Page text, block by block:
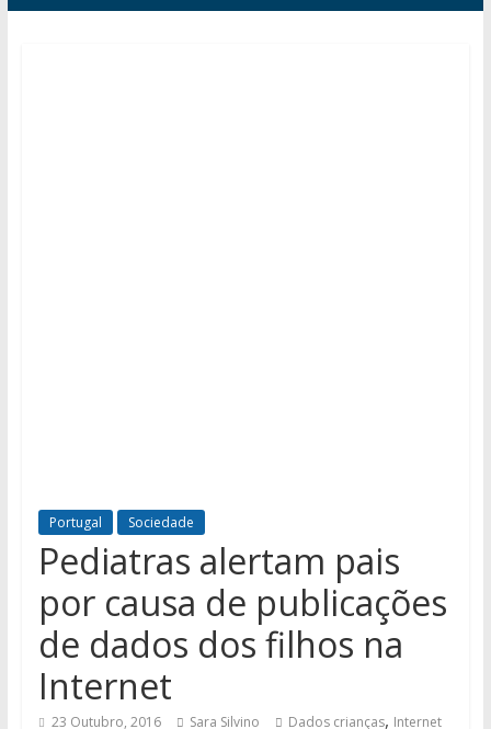
Portugal Sociedade
Pediatras alertam pais
por causa de publicações
de dados dos filhos na
Internet
23 Outubro, 2016 Sara Silvino Dados crianças, Internet